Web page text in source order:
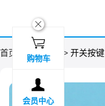
首页 > 分类目录 > 开关按键
ဆ

购物车

会员中心